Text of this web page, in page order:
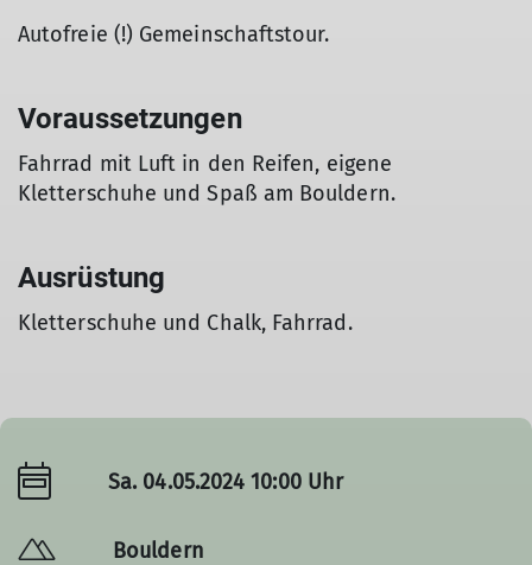
Autofreie (!) Gemeinschaftstour.
Voraussetzungen
Fahrrad mit Luft in den Reifen, eigene
Kletterschuhe und Spaß am Bouldern.
Ausrüstung
Kletterschuhe und Chalk, Fahrrad.
Sa. 04.05.2024 10:00 Uhr
Bouldern